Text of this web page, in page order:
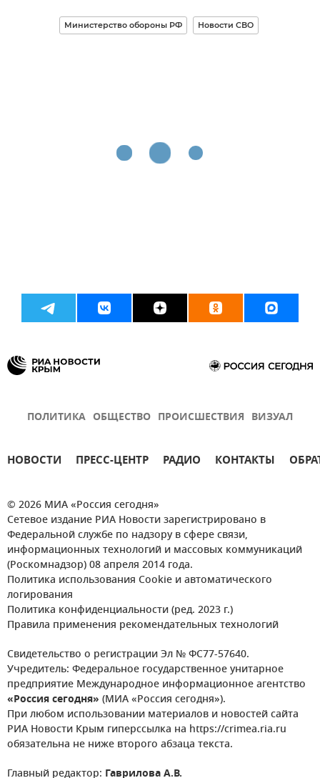
Министерство обороны РФ Новости СВО
ПОЛИТИКА ОБЩЕСТВО ПРОИСШЕСТВИЯ ВИЗУАЛ
НОВОСТИ ПРЕСС-ЦЕНТР РАДИО КОНТАКТЫ
© 2026 МИА «Россия сегодня»
Сетевое издание РИА Новости зарегистрировано в
Федеральной службе по надзору в сфере связи,
информационных технологий и массовых коммуникаций
(Роскомнадзор) 08 апреля 2014 года.
Политика использования Cookie и автоматического
логирования
Политика конфиденциальности (ред. 2023 г.)
Правила применения рекомендательных технологий
Свидетельство о регистрации Эл № ФС77-57640.
Учредитель: Федеральное государственное унитарное
предприятие Международное информационное агентство
«Россия сегодня» (МИА «Россия сегодня»).
При любом использовании материалов и новостей сайта
РИА Новости Крым гиперссылка на https://crimea.ria.ru
обязательна не ниже второго абзаца текста.
Главный редактор: Гаврилова А.В.